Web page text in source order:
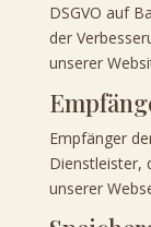
DSGVO auf
der
unserer
Empfänger
Dienstleister,
unserer